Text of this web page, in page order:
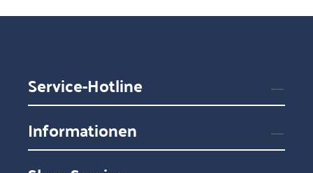
Service-Hotline
Informationen